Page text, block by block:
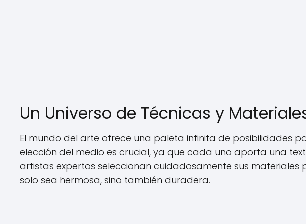
Un Universo de Técnicas y
El mundo del arte ofrece una paleta infinita de posibilidades
elección del medio es crucial, ya que cada uno aporta una
artistas expertos seleccionan cuidadosamente sus
solo sea hermosa, sino también duradera.